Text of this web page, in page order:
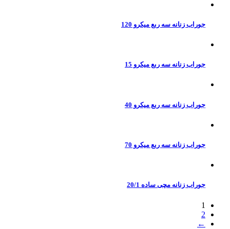
جوراب زنانه سه ربع میکرو 120
جوراب زنانه سه ربع میکرو 15
جوراب زنانه سه ربع میکرو 40
جوراب زنانه سه ربع میکرو 70
جوراب زنانه مچی ساده 20/1
1
2
←